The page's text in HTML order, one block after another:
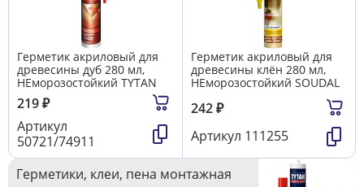
Герметик акриловый для
древесины дуб 280 мл,
НЕморозостойкий TYTAN
219₽
Артикул
50721/74911
Герметик акриловый для
древесины клён 280 мл,
НЕморозостойкий SOUDAL
242₽
Артикул 111255
Герметики, клеи, пена монтажная